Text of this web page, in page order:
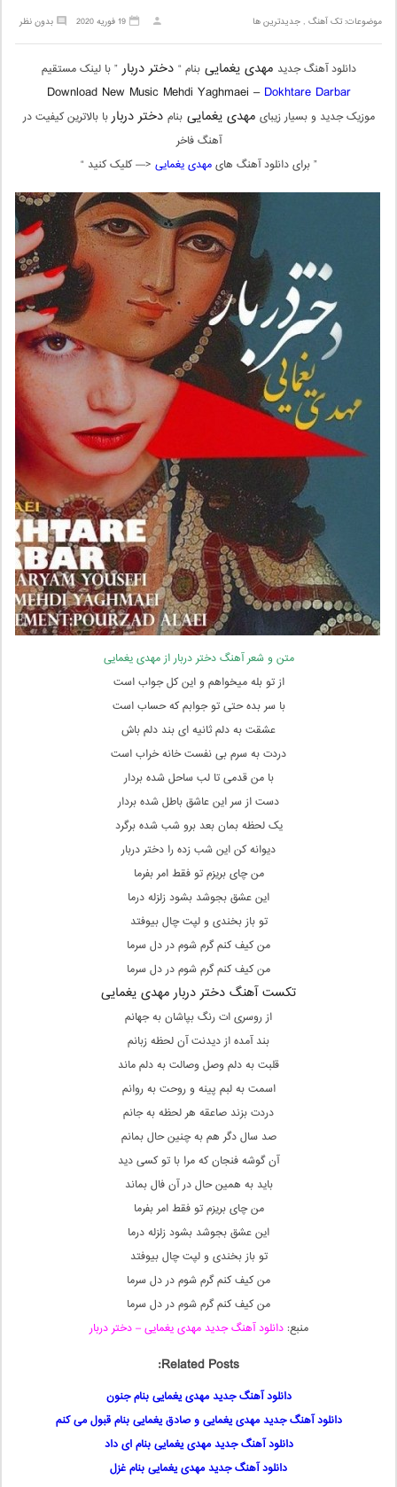
موضوعات:تک آهنگ ,جدیدترین ها بدون نظر 19 فوریه 2020
دانلود آهنگ جدید مهدی یغماییبنام “ دختر دربار” با لینک مستقیم
Download New Music Mehdi Yaghmaei – Dokhtare Darbar
موزیک جدید و بسیار زیبای مهدی یغماییبنام دختر درباربا بالاترین کیفیت در
آهنگ فاخر
” برای دانلود آهنگ هایمهدی یغمایی <— کلیک کنید “
متن و شعر آهنگ دختر دربار از مهدی یغمایی
از تو بله میخواهم و این کل جواب است
با سر بده حتی تو جوابم که حساب است
عشقت به دلم ثانیه ای بند دلم باش
دردت به سرم بی نفست خانه خراب است
با من قدمی تا لب ساحل شده بردار
دست از سر این عاشق باطل شده بردار
یک لحظه بمان بعد برو شب شده برگرد
دیوانه کن این شب زده را دختر دربار
من چای بریزم تو فقط امر بفرما
این عشق بجوشد بشود زلزله درما
تو باز بخندی و لپت چال بیوفتد
من کیف کنم گرم شوم در دل سرما
من کیف کنم گرم شوم در دل سرما
تکست آهنگ دختر دربار مهدی یغمایی
از روسری ات رنگ بپاشان به جهانم
بند آمده از دیدنت آن لحظه زبانم
قلبت به دلم وصل وصالت به دلم ماند
اسمت به لبم پینه و روحت به روانم
دردت بزند صاعقه هر لحظه به جانم
صد سال دگر هم به چنین حال بمانم
آن گوشه فنجان که مرا با تو کسی دید
باید به همین حال در آن فال بماند
من چای بریزم تو فقط امر بفرما
این عشق بجوشد بشود زلزله درما
تو باز بخندی و لپت چال بیوفتد
من کیف کنم گرم شوم در دل سرما
من کیف کنم گرم شوم در دل سرما
منبع: دانلود آهنگ جدید مهدی یغمایی – دختر دربار
Related Posts:
دانلود آهنگ جدید مهدی یغمایی بنام جنون
دانلود آهنگ جدید مهدی یغمایی و صادق یغمایی بنام قبول می کنم
دانلود آهنگ جدید مهدی یغمایی بنام ای داد
دانلود آهنگ جدید مهدی یغمایی بنام غزل